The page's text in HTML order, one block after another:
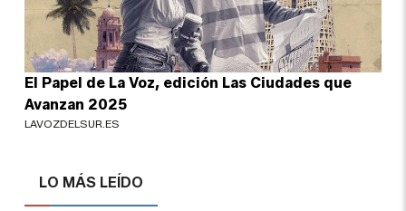
LO MÁS LEÍDO
El Papel de La Voz, edición Las Ciudades que
Avanzan 2025
LAVOZDELSUR.ES